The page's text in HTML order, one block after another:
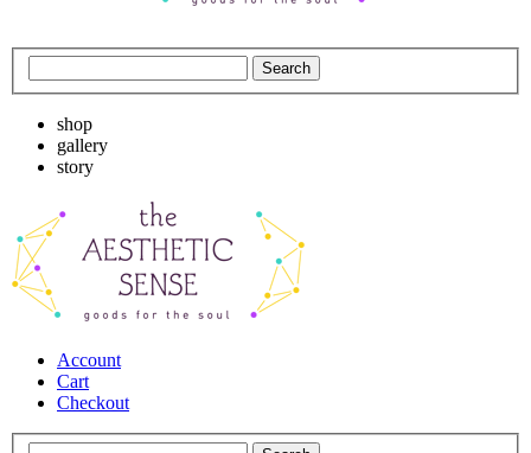
shop
gallery
story
Account
Cart
Checkout